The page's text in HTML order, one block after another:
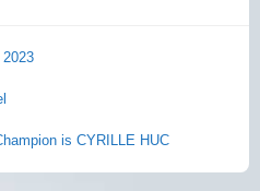
is CYRILLE HUC